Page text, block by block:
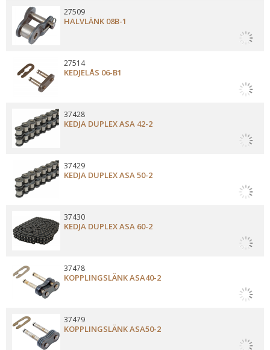
HALVLÄNK 08B-1
27509
KEDJELÅS 06-B1
27514
KEDJA DUPLEX ASA 42-2
37428
KEDJA DUPLEX ASA 50-2
37429
KEDJA DUPLEX ASA 60-2
37430
KOPPLINGSLÄNK ASA40-2
37478
KOPPLINGSLÄNK ASA50-2
37479